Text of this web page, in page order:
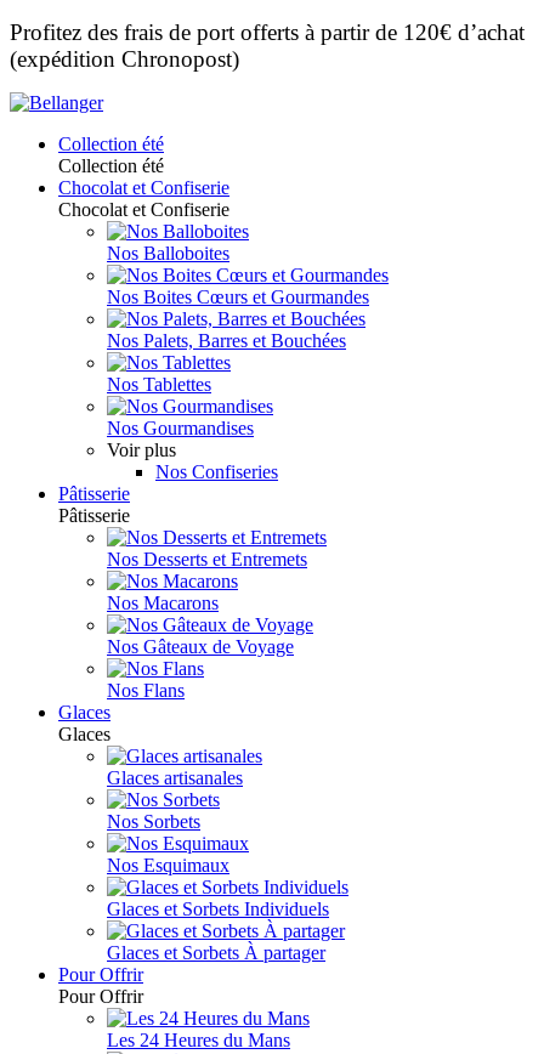
Profitez des frais de port offerts à partir de 120€ d’achat
(expédition Chronopost)
Collection été
Collection été
Chocolat et Confiserie
Chocolat et Confiserie
Nos Balloboites
Nos Boites Cœurs et Gourmandes
Nos Palets, Barres et Bouchées
Nos Tablettes
Nos Gourmandises
Voir plus
Nos Confiseries
Pâtisserie
Pâtisserie
Nos Desserts et Entremets
Nos Macarons
Nos Gâteaux de Voyage
Nos Flans
Glaces
Glaces
Glaces artisanales
Nos Sorbets
Nos Esquimaux
Glaces et Sorbets Individuels
Glaces et Sorbets À partager
Pour Offrir
Pour Offrir
Les 24 Heures du Mans